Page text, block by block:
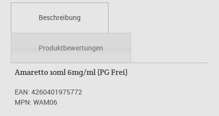
Beschreibung
Produktbewertungen
Amaretto 10ml 6mg/ml (PG Frei)
EAN: 4260401975772
MPN: WAM06